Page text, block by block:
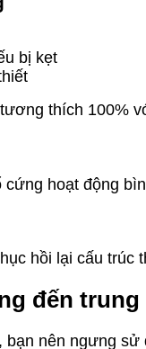
bị kẹt
thích 100%
hoạt động
hồi lại cấu trúc
đến
nên ngưng